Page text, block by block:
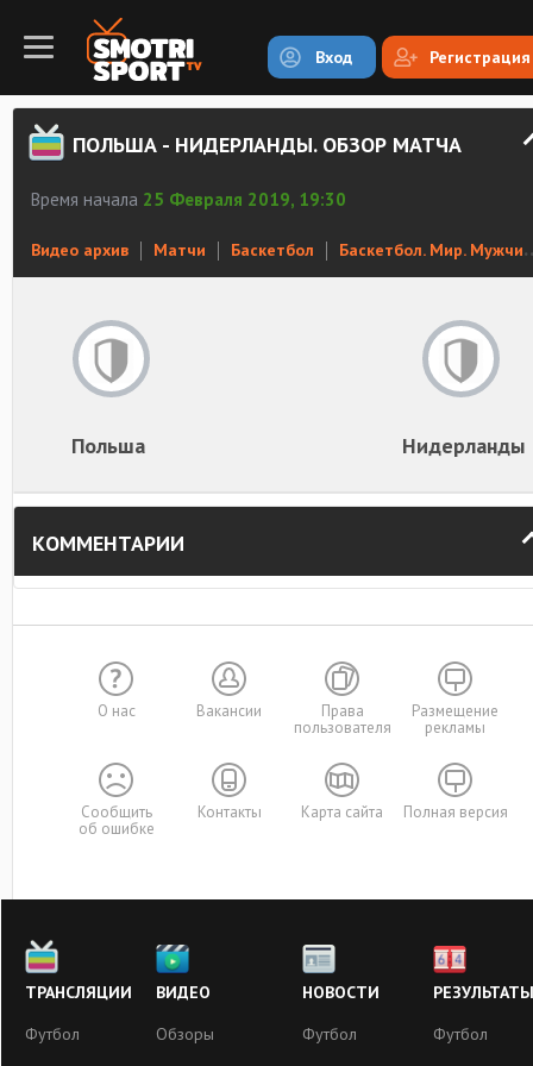
Вход Регистрация
ПОЛЬША - НИДЕРЛАНДЫ. ОБЗОР МАТЧА
Время начала 25 Февраля 2019, 19:30
Видео архив Матчи Баскетбол Баскетбол. Мир. Мужчины
Польша Нидерланды
КОММЕНТАРИИ
О нас Вакансии
Права
пользователя
Размещение
рекламы
Сообщить
об ошибке
Контакты Карта сайта Полная версия
ТРАНСЛЯЦИИ
Футбол
ВИДЕО
Обзоры
НОВОСТИ
Футбол
РЕЗУЛЬТАТЫ
Футбол